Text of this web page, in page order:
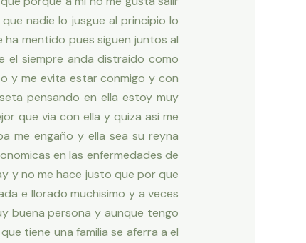
nadie lo jusgue al principio lo
mentido pues siguen juntos al
el siempre anda distraido como
y me evita estar conmigo y con
pensando en ella estoy muy
que via con ella y quiza asi me
me engaño y ella sea su reyna
en las enfermedades de
y no me hace justo que por que
e llorado muchisimo y a veces
buena persona y aunque tengo
tiene una familia se aferra a el